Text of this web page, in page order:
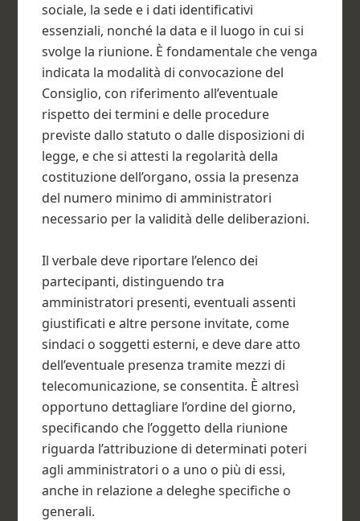
sociale, la sede e i dati identificativi
essenziali, nonché la data e il luogo in cui si
svolge la riunione. È fondamentale che venga
indicata la modalità di convocazione del
Consiglio, con riferimento all’eventuale
rispetto dei termini e delle procedure
previste dallo statuto o dalle disposizioni di
legge, e che si attesti la regolarità della
costituzione dell’organo, ossia la presenza
del numero minimo di amministratori
necessario per la validità delle deliberazioni.
Il verbale deve riportare l’elenco dei
partecipanti, distinguendo tra
amministratori presenti, eventuali assenti
giustificati e altre persone invitate, come
sindaci o soggetti esterni, e deve dare atto
dell’eventuale presenza tramite mezzi di
telecomunicazione, se consentita. È altresì
opportuno dettagliare l’ordine del giorno,
specificando che l’oggetto della riunione
riguarda l’attribuzione di determinati poteri
agli amministratori o a uno o più di essi,
anche in relazione a deleghe specifiche o
generali.